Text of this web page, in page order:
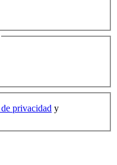
privacidad y